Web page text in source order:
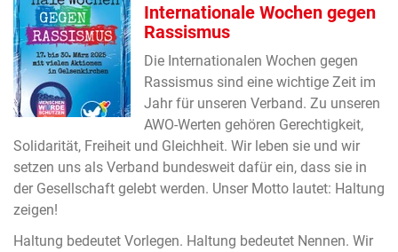
Internationale Wochen gegen
Rassismus
Die Internationalen Wochen gegen
Rassismus sind eine wichtige Zeit im
Jahr für unseren Verband. Zu unseren
AWO-Werten gehören Gerechtigkeit,
Solidarität, Freiheit und Gleichheit. Wir leben sie und wir
setzen uns als Verband bundesweit dafür ein, dass sie in
der Gesellschaft gelebt werden. Unser Motto lautet: Haltung
zeigen!
Haltung bedeutet Vorlegen. Haltung bedeutet Nennen. Wir